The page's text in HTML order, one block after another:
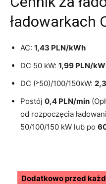
ładowarkach
AC: 1,43 PLN/kWh
DC 50 kW: 1,99 PLN/
DC (˃50)/100/150kW:
Postój 0,4 PLN/min
od rozpoczęcia
50/100/150 kW lub po
Dodatkowo przed